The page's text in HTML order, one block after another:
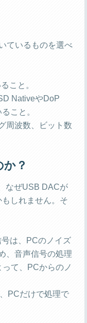
ているものを選べ
こと。
NativeやDoP
こと。
周波数、ビット数
？
なぜUSB DACが
しれません。そ
は、PCのノイズ
、音声信号の処理
て、PCからのノ
PCだけで処理で